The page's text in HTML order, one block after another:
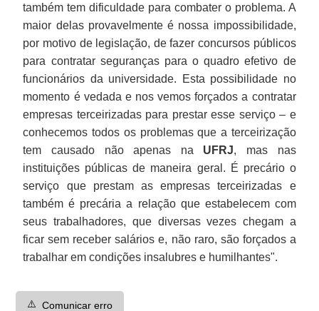
também tem dificuldade para combater o problema. A
maior delas provavelmente é nossa impossibilidade,
por motivo de legislação, de fazer concursos públicos
para contratar seguranças para o quadro efetivo de
funcionários da universidade. Esta possibilidade no
momento é vedada e nos vemos forçados a contratar
empresas terceirizadas para prestar esse serviço – e
conhecemos todos os problemas que a terceirização
tem causado não apenas na UFRJ, mas nas
instituições públicas de maneira geral. É precário o
serviço que prestam as empresas terceirizadas e
também é precária a relação que estabelecem com
seus trabalhadores, que diversas vezes chegam a
ficar sem receber salários e, não raro, são forçados a
trabalhar em condições insalubres e humilhantes".
⚠️ Comunicar erro